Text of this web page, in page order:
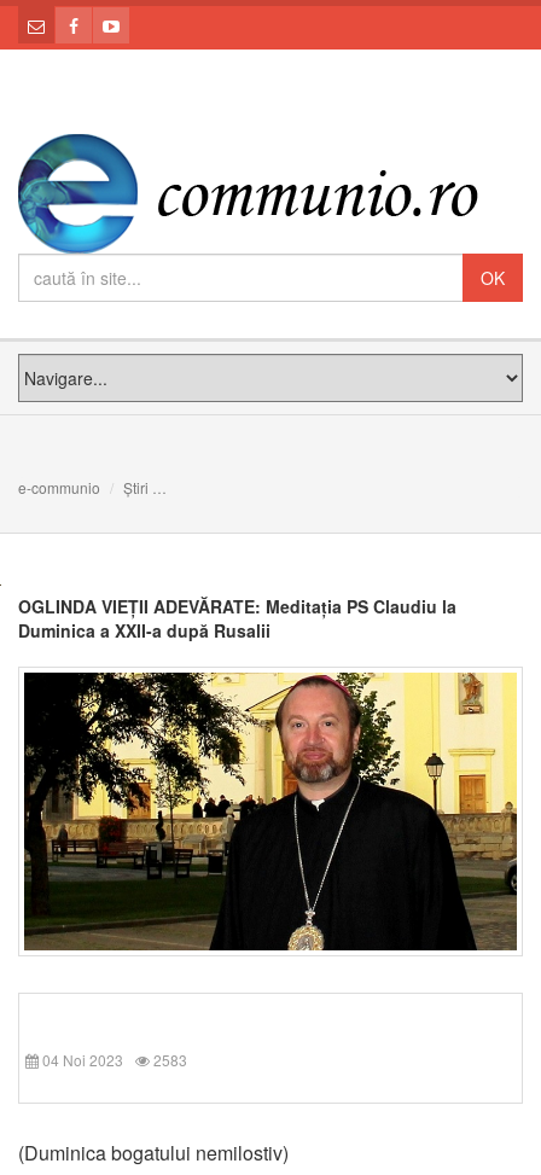
e-communio Știri
OGLINDA VIEȚII ADEVĂRATE: Meditația PS Claudiu la
Duminica a XXII-a după Rusalii
04 Noi 2023 2583
(Duminica bogatului nemilostiv)